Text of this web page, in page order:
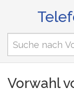
Vorwahl